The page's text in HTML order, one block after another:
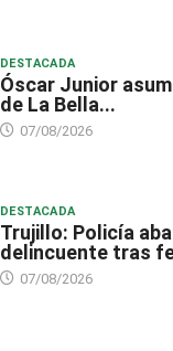
DESTACADA
Óscar Junior
de La Bella...
07/08/2026
DESTACADA
Trujillo: Policía
delincuente tras
07/08/2026